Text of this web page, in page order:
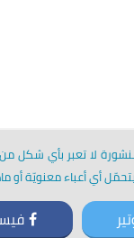
لا تعبر بأي شكل
أي أعباء معنويّة أو